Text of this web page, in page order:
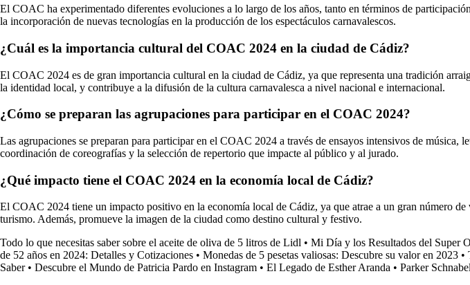
El COAC ha experimentado diferentes evoluciones a lo largo de los años, tanto en términos de
la incorporación de nuevas tecnologías en la producción de los espectáculos carnavalescos.
¿Cuál es la importancia cultural del COAC 2024 en la ciudad de Cádiz?
El COAC 2024 es de gran importancia cultural en la ciudad de Cádiz, ya que representa una tradición
la identidad local, y contribuye a la difusión de la cultura carnavalesca a nivel nacional e internacional.
¿Cómo se preparan las agrupaciones para participar en el COAC 2024?
Las agrupaciones se preparan para participar en el COAC 2024 a través de ensayos intensivos de música,
coordinación de coreografías y la selección de repertorio que impacte al público y al jurado.
¿Qué impacto tiene el COAC 2024 en la economía local de Cádiz?
El COAC 2024 tiene un impacto positivo en la economía local de Cádiz, ya que atrae a un gran número
turismo. Además, promueve la imagen de la ciudad como destino cultural y festivo.
Todo lo que necesitas saber sobre el aceite de oliva de 5 litros de Lidl • Mi Día y los Resultados del Super
de 52 años en 2024: Detalles y Cotizaciones • Monedas de 5 pesetas valiosas: Descubre su valor en 2023 •
Saber• Descubre el Mundo de Patricia Pardo en Instagram • El Legado de Esther Aranda • Parker